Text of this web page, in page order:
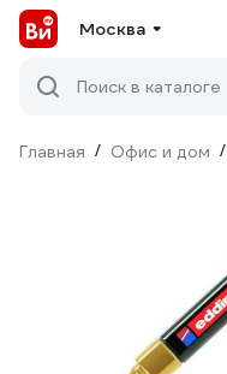
Москва
Поиск в каталоге
Главная / Офис и дом /